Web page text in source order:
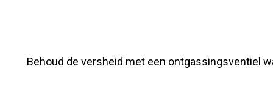
Behoud de versheid met een ontgassingsventiel